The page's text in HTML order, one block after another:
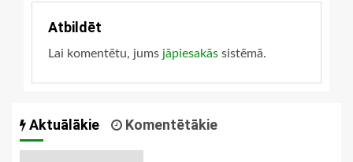
Atbildēt
Lai komentētu, jums jāpiesakās sistēmā.
Aktuālākie Komentētākie